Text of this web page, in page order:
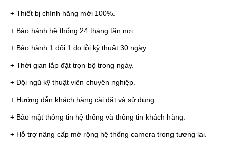
+ Thiết bị chính hãng mới 100%.
+ Bảo hành hệ thống 24 tháng tận nơi.
+ Bảo hành 1 đổi 1 do lỗi kỹ thuật 30 ngày.
+ Thời gian lắp đặt trọn bộ trong ngày.
+ Đội ngũ kỹ thuật viên chuyên nghiệp.
+ Hướng dẫn khách hàng cài đặt và sử dụng.
+ Bảo mật thông tin hệ thống và thông tin khách hàng.
+ Hỗ trợ nâng cấp mở rộng hệ thống camera trong tương lai.